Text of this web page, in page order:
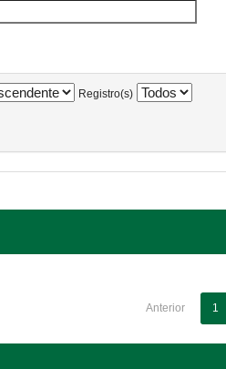
Registro(s)
Anterior 1